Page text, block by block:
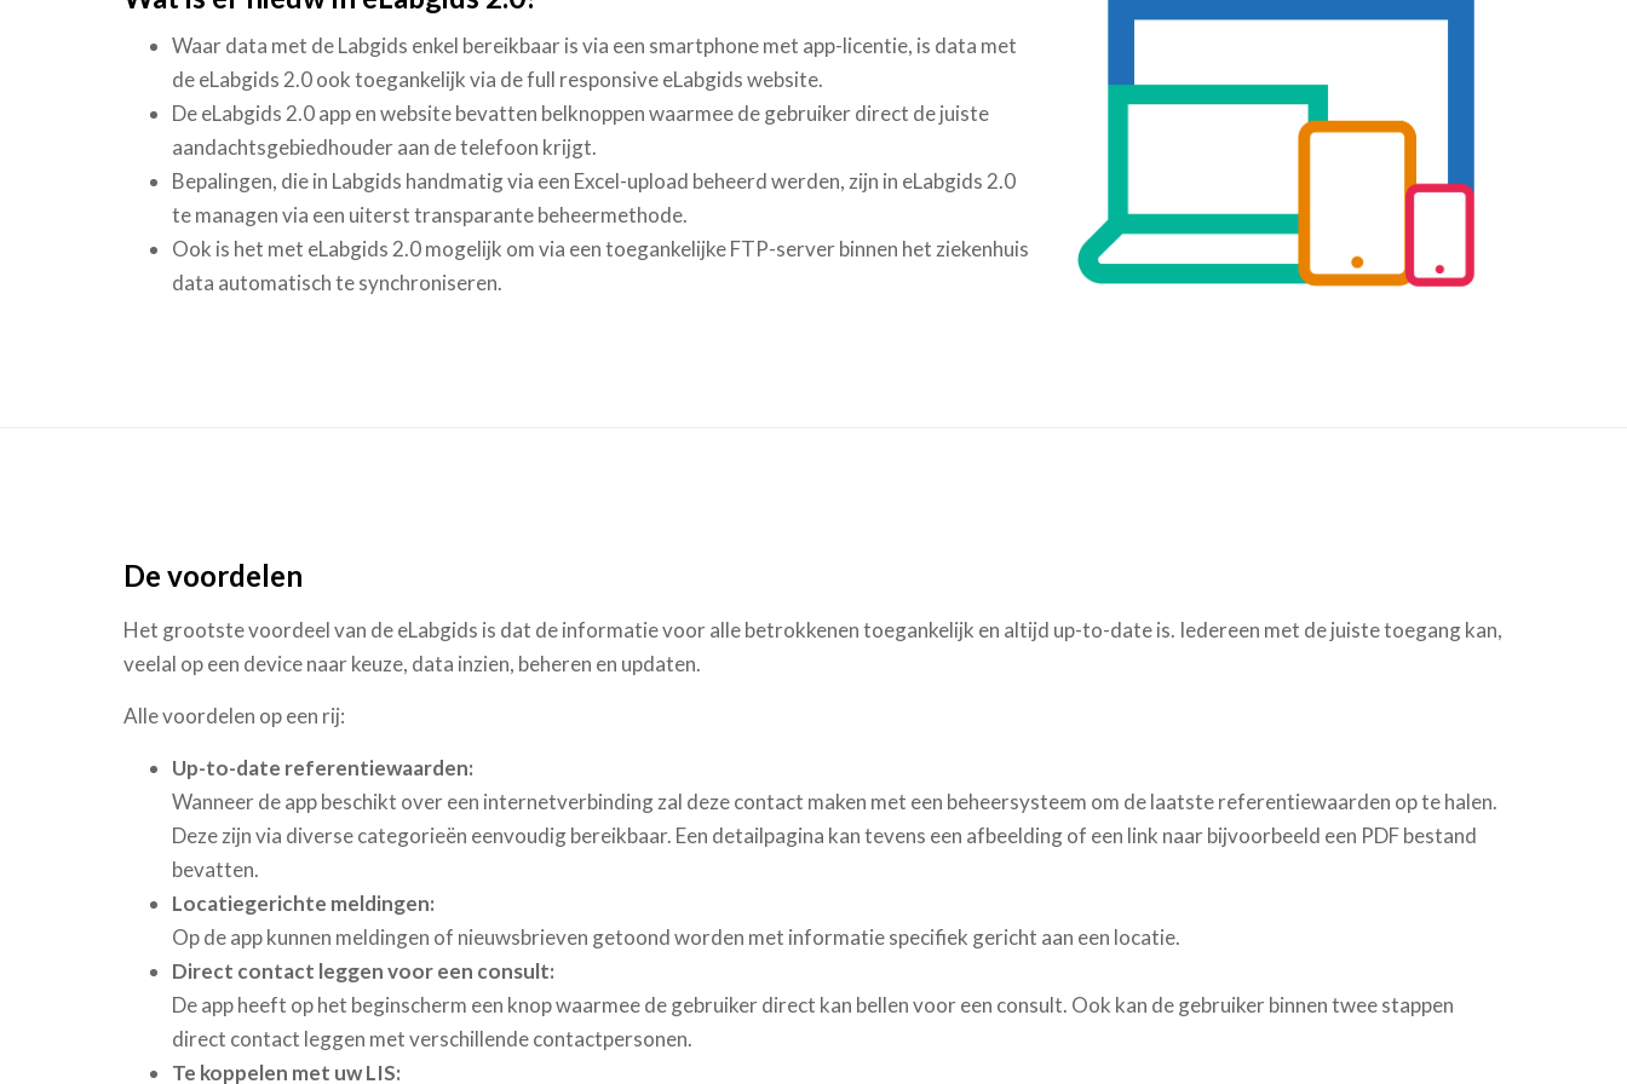
Waar data met de Labgids enkel bereikbaar is via een smartphone met app-licentie, is data met
de eLabgids 2.0 ook toegankelijk via de full responsive eLabgids website.
De eLabgids 2.0 app en website bevatten belknoppen waarmee de gebruiker direct de juiste
aandachtsgebiedhouder aan de telefoon krijgt.
Bepalingen, die in Labgids handmatig via een Excel-upload beheerd werden, zijn in eLabgids 2.0
te managen via een uiterst transparante beheermethode.
Ook is het met eLabgids 2.0 mogelijk om via een toegankelijke FTP-server binnen het ziekenhuis
data automatisch te synchroniseren.
De voordelen
Het grootste voordeel van de eLabgids is dat de informatie voor alle betrokkenen toegankelijk en altijd up-to-date is. Iedereen met de juiste toegang kan,
veelal op een device naar keuze, data inzien, beheren en updaten.
Alle voordelen op een rij:
Up-to-date referentiewaarden:
Wanneer de app beschikt over een internetverbinding zal deze contact maken met een beheersysteem om de laatste referentiewaarden op te halen.
Deze zijn via diverse categorieën eenvoudig bereikbaar. Een detailpagina kan tevens een afbeelding of een link naar bijvoorbeeld een PDF bestand
bevatten.
Locatiegerichte meldingen:
Op de app kunnen meldingen of nieuwsbrieven getoond worden met informatie specifiek gericht aan een locatie.
Direct contact leggen voor een consult:
De app heeft op het beginscherm een knop waarmee de gebruiker direct kan bellen voor een consult. Ook kan de gebruiker binnen twee stappen
direct contact leggen met verschillende contactpersonen.
Te koppelen met uw LIS: